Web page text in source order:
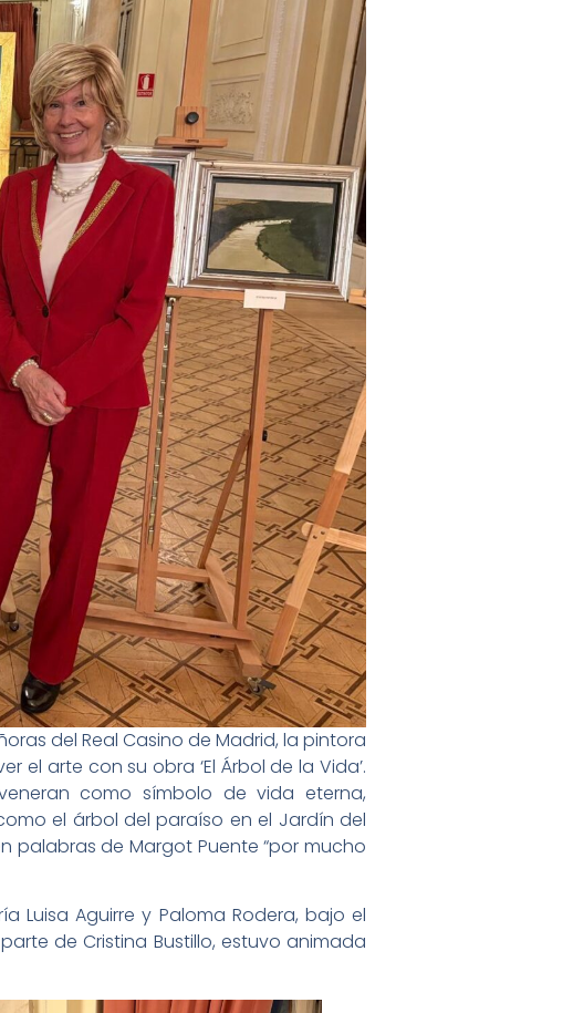
del Real Casino de Madrid, la pintora
arte con su obra ‘El Árbol de la Vida’.
como símbolo de vida eterna,
el árbol del paraíso en el Jardín del
palabras de Margot Puente “por mucho
Luisa Aguirre y Paloma Rodera, bajo el
de Cristina Bustillo, estuvo animada